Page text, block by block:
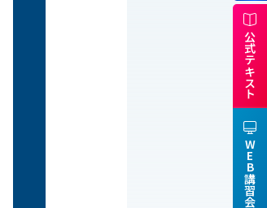
公式テキスト
WEB講習会